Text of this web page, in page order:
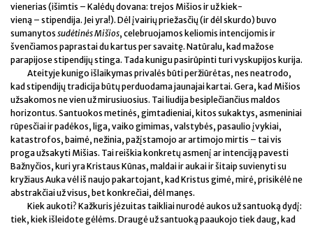
vienerias (išimtis – Kalėdų dovana: trejos Mišios ir už kiek-
vieną – stipendija. Jei yra!). Dėl įvairių priežasčių (ir dėl skurdo) buvo
sumanytos sudėtinės Mišios, celebruojamos keliomis intencijomis ir
švenčiamos paprastai du kartus per savaitę. Natūralu, kad mažose
parapijose stipendijų stinga. Tada kunigu pasirūpinti turi vyskupijos kurija.
Ateityje kunigo išlaikymas privalės būti peržiūrėtas, nes neatrodo,
kad stipendijų tradicija būtų perduodama jaunajai kartai. Gera, kad Mišios
užsakomos ne vien už mirusiuosius. Tai liudija besiplečiančius maldos
horizontus. Santuokos metinės, gimtadieniai, kitos sukaktys, asmeniniai
rūpesčiai ir padėkos, liga, vaiko gimimas, valstybės, pasaulio įvykiai,
katastrofos, baimė, nežinia, pažįstamojo ar artimojo mirtis – tai vis
proga užsakyti Mišias. Tai reiškia konkretų asmenį ar intenciją pavesti
Bažnyčios, kuri yra Kristaus Kūnas, maldai ir aukai ir šitaip suvienyti su
kryžiaus Auka vėl iš naujo pakartojant, kad Kristus gimė, mirė, prisikėlė ne
abstrakčiai už visus, bet konkrečiai, dėl manęs.
Kiek aukoti? Kažkuris jėzuitas taikliai nurodė aukos už santuoką dydį:
tiek, kiek išleidote gėlėms. Draugė už santuoką paaukojo tiek daug, kad